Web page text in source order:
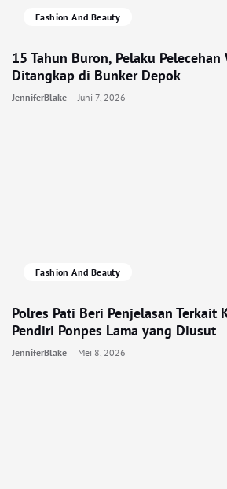
Fashion And Beauty
15 Tahun Buron, Pelaku Pelecehan
Ditangkap di Bunker Depok
JenniferBlake Juni 7, 2026
Fashion And Beauty
Polres Pati Beri Penjelasan Terkait
Pendiri Ponpes Lama yang Diusut
JenniferBlake Mei 8, 2026